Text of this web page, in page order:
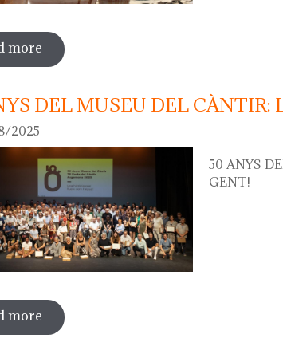
more sobre 75th "festa del càntir"
DEL MUSEU DEL CÀNTIR:
2025
50 ANYS
GENT!
more sobre 50 anys del museu del càntir: la